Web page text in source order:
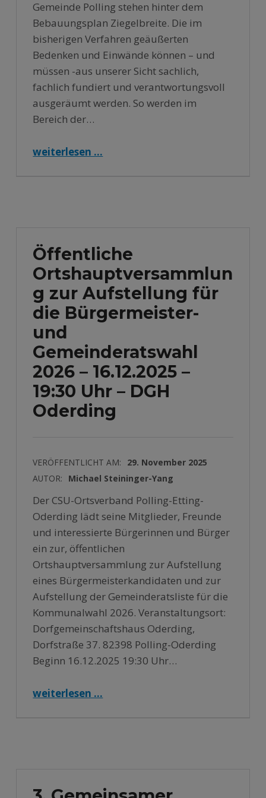
Gemeinde Polling stehen hinter dem
Bebauungsplan Ziegelbreite. Die im
bisherigen Verfahren geäußerten
Bedenken und Einwände können – und
müssen -aus unserer Sicht sachlich,
fachlich fundiert und verantwortungsvoll
ausgeräumt werden. So werden im
Bereich der…
“Statement des CSU-Ortsverbands Polling-Etting-Oderding und des Ersten Bürgermeisters zum Bebauungsplan „Ziegelbreite“”
weiterlesen …
Öffentliche
Ortshauptversammlun
g zur Aufstellung für
die Bürgermeister-
und
Gemeinderatswahl
2026 – 16.12.2025 –
19:30 Uhr – DGH
Oderding
VERÖFFENTLICHT AM:
29. November 2025
AUTOR:
Michael Steininger-Yang
Der CSU-Ortsverband Polling-Etting-
Oderding lädt seine Mitglieder, Freunde
und interessierte Bürgerinnen und Bürger
ein zur, öffentlichen
Ortshauptversammlung zur Aufstellung
eines Bürgermeisterkandidaten und zur
Aufstellung der Gemeinderatsliste für die
Kommunalwahl 2026. Veranstaltungsort:
Dorfgemeinschaftshaus Oderding,
Dorfstraße 37. 82398 Polling-Oderding
Beginn 16.12.2025 19:30 Uhr…
“Öffentliche Ortshauptversammlung zur Aufstellung für die Bürgermeister- und Gemeinderatswahl 2026 – 16.12.2025 – 19:30 Uhr – DGH Oderding”
weiterlesen …